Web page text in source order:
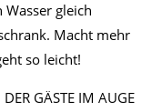
gleich
Macht mehr
so leicht!
DER GÄSTE IM AUGE